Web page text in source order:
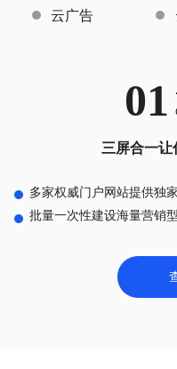
云广告
01
三屏合一
多家权威门户网站提供独
批量一次性建设海量营销